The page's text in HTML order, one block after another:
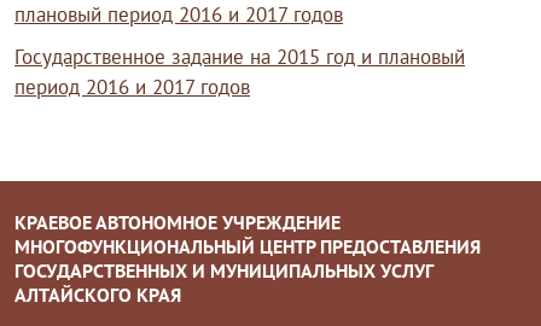
плановый период 2016 и 2017 годов
Государственное задание на 2015 год и плановый
период 2016 и 2017 годов
КРАЕВОЕ АВТОНОМНОЕ УЧРЕЖДЕНИЕ
МНОГОФУНКЦИОНАЛЬНЫЙ ЦЕНТР ПРЕДОСТАВЛЕНИЯ
ГОСУДАРСТВЕННЫХ И МУНИЦИПАЛЬНЫХ УСЛУГ
АЛТАЙСКОГО КРАЯ